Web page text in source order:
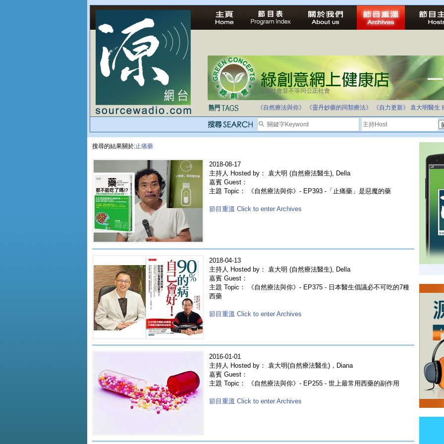
法治社會並不等同公正社會
《自然療法與你》 《靈丹妙藥的同類療法》 《自力更新》 袁大明醫生
搜尋的結果關於:止痛藥
2018-08-17
主持人 Hosted by： 袁大明 (自然療法醫生), Della
嘉賓 Guest：
主題 Topic： 《自然療法與你》- EP393 -「止痛藥」是惡魔的藥
節目重溫 Click to enter Archives
2018-04-13
主持人 Hosted by： 袁大明 (自然療法醫生), Della
嘉賓 Guest：
主題 Topic： 《自然療法與你》- EP375 - 日本醫生倡議必不可吃的7種
西藥
節目重溫 Click to enter Archives
2016-01-01
主持人 Hosted by： 袁大明(自然療法醫生)，Diana
嘉賓 Guest：
主題 Topic： 《自然療法與你》- EP255 - 世上最常用西藥的副作用
節目重溫 Click to enter Archives